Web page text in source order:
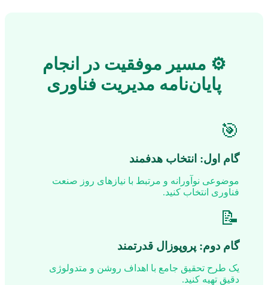
⚙️ مسیر موفقیت در انجام
پایان‌نامه مدیریت فناوری
🎯
گام اول: انتخاب هدفمند
موضوعی نوآورانه و مرتبط با نیازهای روز صنعت
فناوری انتخاب کنید.
📝
گام دوم: پروپوزال قدرتمند
یک طرح تحقیق جامع با اهداف روشن و متدولوژی
دقیق تهیه کنید.